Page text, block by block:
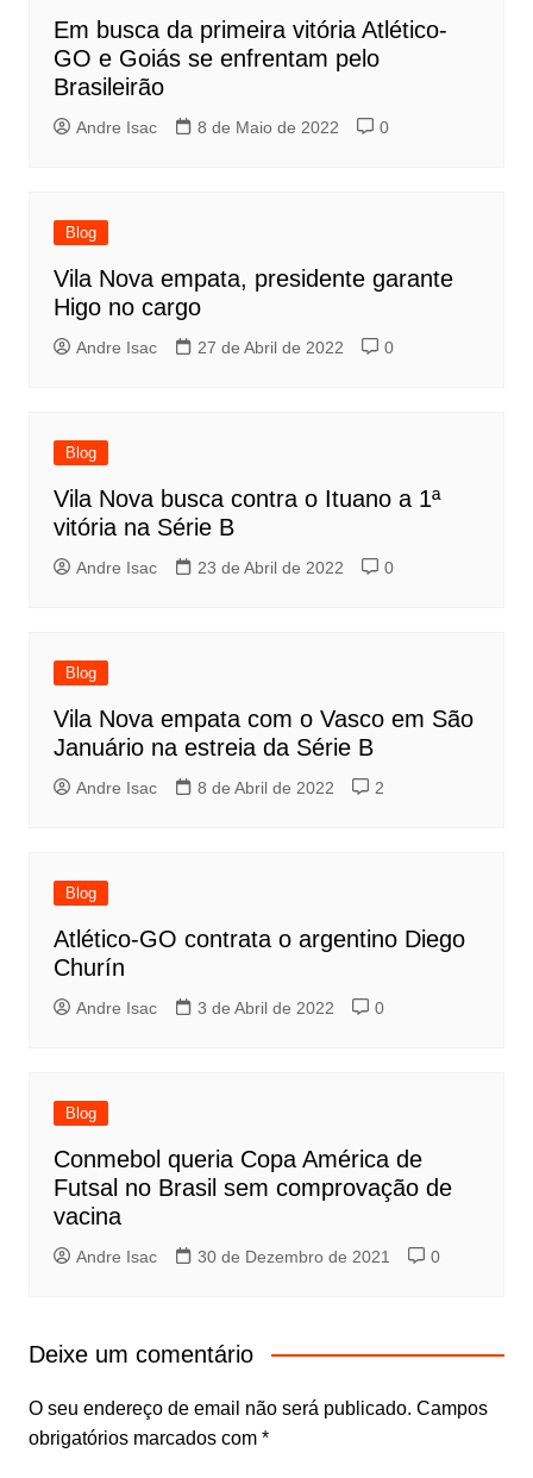
Em busca da primeira vitória Atlético-
GO e Goiás se enfrentam pelo
Brasileirão
Andre Isac 8 de Maio de 2022 0
Blog
Vila Nova empata, presidente garante
Higo no cargo
Andre Isac 27 de Abril de 2022 0
Blog
Vila Nova busca contra o Ituano a 1ª
vitória na Série B
Andre Isac 23 de Abril de 2022 0
Blog
Vila Nova empata com o Vasco em São
Januário na estreia da Série B
Andre Isac 8 de Abril de 2022 2
Blog
Atlético-GO contrata o argentino Diego
Churín
Andre Isac 3 de Abril de 2022 0
Blog
Conmebol queria Copa América de
Futsal no Brasil sem comprovação de
vacina
Andre Isac 30 de Dezembro de 2021 0
Deixe um comentário
O seu endereço de email não será publicado. Campos
obrigatórios marcados com *